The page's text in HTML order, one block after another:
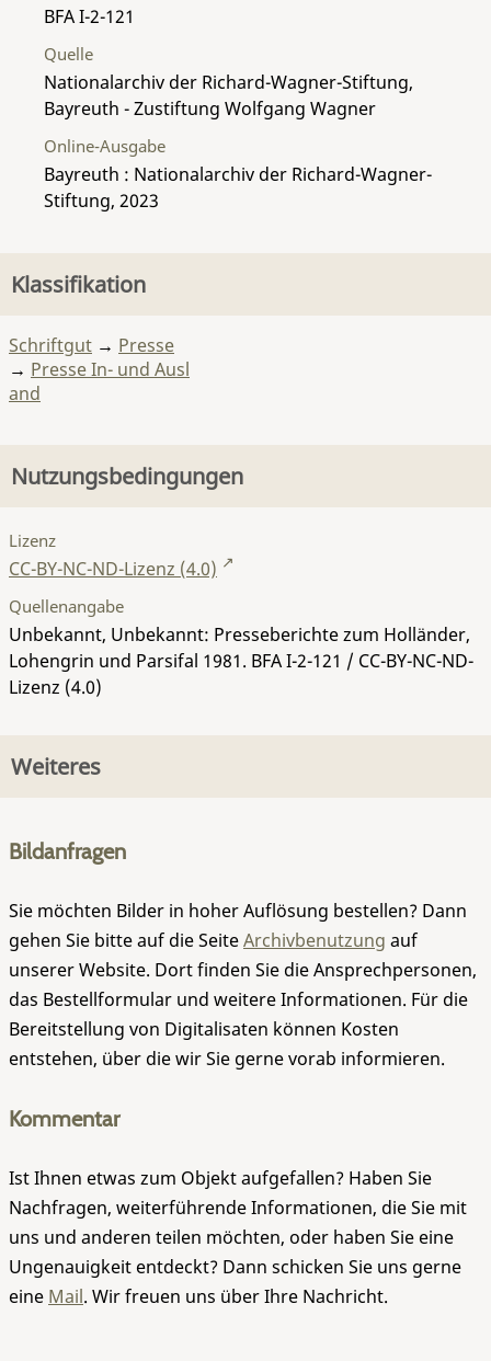
BFA I-2-121
Quelle
Nationalarchiv der Richard-Wagner-Stiftung,
Bayreuth - Zustiftung Wolfgang Wagner
Online-Ausgabe
Bayreuth : Nationalarchiv der Richard-Wagner-
Stiftung, 2023
Klassifikation
Schriftgut → Presse
→ Presse In- und Ausl
and
Nutzungsbedingungen
Lizenz
CC-BY-NC-ND-Lizenz (4.0)
Quellenangabe
Unbekannt, Unbekannt: Presseberichte zum Holländer,
Lohengrin und Parsifal 1981. BFA I-2-121 / CC-BY-NC-ND-
Lizenz (4.0)
Weiteres
Bildanfragen
Sie möchten Bilder in hoher Auflösung bestellen? Dann
gehen Sie bitte auf die SeiteArchivbenutzung auf
unserer Website. Dort finden Sie die Ansprechpersonen,
das Bestellformular und weitere Informationen. Für die
Bereitstellung von Digitalisaten können Kosten
entstehen, über die wir Sie gerne vorab informieren.
Kommentar
Ist Ihnen etwas zum Objekt aufgefallen? Haben Sie
Nachfragen, weiterführende Informationen, die Sie mit
uns und anderen teilen möchten, oder haben Sie eine
Ungenauigkeit entdeckt? Dann schicken Sie uns gerne
eine Mail. Wir freuen uns über Ihre Nachricht.